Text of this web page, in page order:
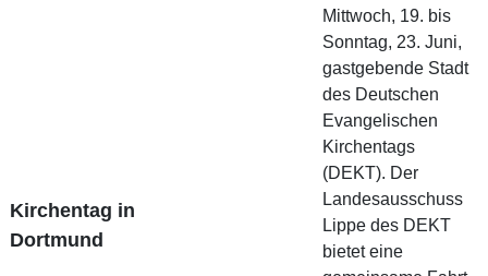
Kirchentag in
Dortmund
Mittwoch, 19. bis
Sonntag, 23. Juni,
gastgebende Stadt
des Deutschen
Evangelischen
Kirchentags
(DEKT). Der
Landesausschuss
Lippe des DEKT
bietet eine